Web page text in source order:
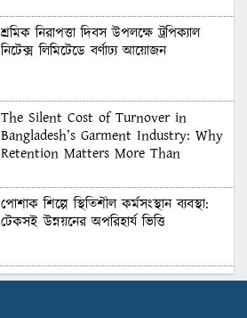
শ্রমিক নিরাপত্তা দিবস উপলক্ষে ট্রপিক্যাল
নিটেক্স লিমিটেডে বর্ণাঢ্য আয়োজন
The Silent Cost of Turnover in
Bangladesh’s Garment Industry: Why
Retention Matters More Than
পোশাক শিল্পে স্থিতিশীল কর্মসংস্থান ব্যবস্থা:
টেকসই উন্নয়নের অপরিহার্য ভিত্তি
শুল্কের দেয়াল ভাঙার সুযোগ: মার্কিন বাজারে